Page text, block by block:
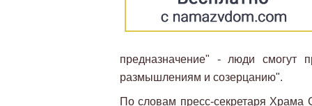
предназначение" - люди смогут
размышлениям и созерцанию".
По словам пресс-секретаря Храма